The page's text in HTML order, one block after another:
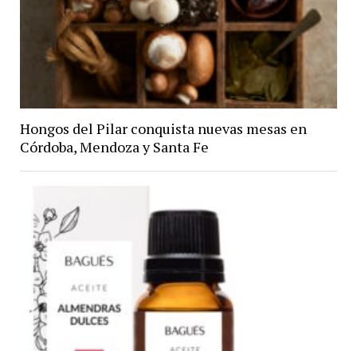
Hongos del Pilar conquista nuevas mesas en
Córdoba, Mendoza y Santa Fe